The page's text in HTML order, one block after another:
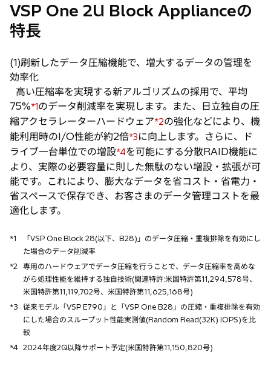
VSP One 2U Block Applianceの
特長
(1)刷新したデータ圧縮機能で、増大するデータの管理を
効率化
高い圧縮率を実現する新アルゴリズムの採用で、平均
75%*1のデータ削減率を実現します。また、日立独自の圧
縮アクセラレーターハードウェア*2の強化などにより、機
能利用時のI/O性能が約2倍*3に向上します。さらに、ド
ライブ一台単位での増設*4を可能にする分散RAID機能に
より、実際の必要容量に則した無駄のない増設・拡張が可
能です。これにより、膨大なデータを省コスト・省電力・
省スペースで保存でき、お客さまのデータ管理コストを最
適化します。
*1
「VSP One Block 28(以下、B28)」のデータ圧縮・重複排除を有効にし
た場合のデータ削減率
*2 専用のハードウェアでデータ圧縮を行うことで、データ圧縮率を高めな
がら処理性能を維持する独自技術(関連特許:米国特許第11,294,578号、
米国特許第11,119,702号、米国特許第11,625,168号)
*3 従来モデル「VSP E790」と「VSP One B28」の圧縮・重複排除を有効
にした場合のスループット性能実測値(Random Read(32K) IOPS)を比
較
*4 2024年度2Q以降サポート予定(米国特許第11,150,820号)